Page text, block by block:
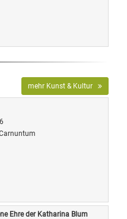
mehr Kunst & Kultur
Ehre der Katharina Blum